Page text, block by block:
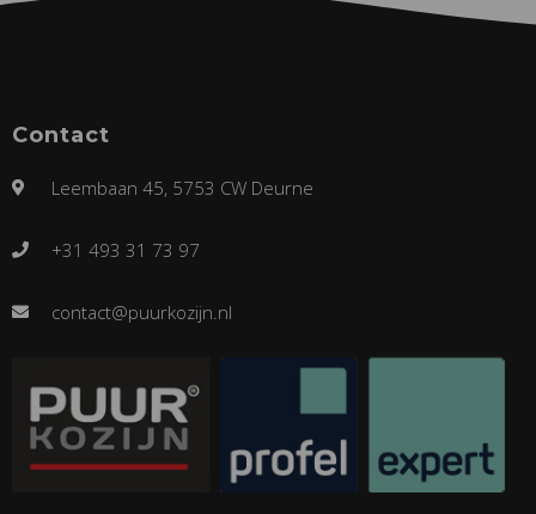
Contact
Leembaan 45, 5753 CW Deurne
+31 493 31 73 97
contact@puurkozijn.nl